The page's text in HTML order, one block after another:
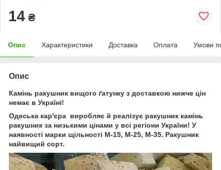
14 ₴
Опис Характеристики Доставка Оплата Умови
Опис
Камінь ракушник вищого ґатунку з доставкою нижче цін
немає в Україні!
Одеська кар'єра виробляє й реалізує ракушник камінь
ракушник за низькими цінами у всі регіони України! У
наявності марки щільності М-15, М-25, М-35. Ракушник
найвищий сорт.